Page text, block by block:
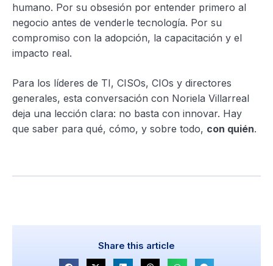
humano. Por su obsesión por entender primero al
negocio antes de venderle tecnología. Por su
compromiso con la adopción, la capacitación y el
impacto real.
Para los líderes de TI, CISOs, CIOs y directores
generales, esta conversación con Noriela Villarreal
deja una lección clara: no basta con innovar. Hay
que saber para qué, cómo, y sobre todo, con quién.
Share this article